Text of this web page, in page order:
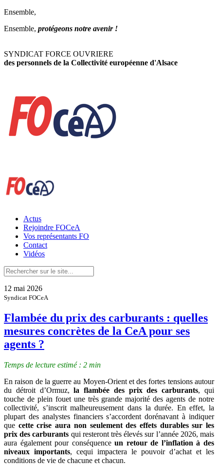
Ensemble,
Ensemble, protégeons notre avenir !
SYNDICAT FORCE OUVRIERE
des personnels de la Collectivité européenne d'Alsace
Actus
Rejoindre FOCeA
Vos représentants FO
Contact
Vidéos
12 mai 2026
Syndicat FOCeA
Flambée du prix des carburants : quelles
mesures concrètes de la CeA pour ses
agents ?
Temps de lecture estimé : 2 min
En raison de la guerre au Moyen-Orient et des fortes tensions autour
du détroit d’Ormuz,la flambée des prix des carburants, qui
touche de plein fouet une très grande majorité des agents de notre
collectivité, s’inscrit malheureusement dans la durée. En effet, la
plupart des analystes financiers s’accordent dorénavant à indiquer
que cette crise aura non seulement des effets durables sur les
prix des carburants qui resteront très élevés sur l’année 2026, mais
aura également pour conséquenceun retour de l’inflation à des
niveaux importants, cequi impactera le pouvoir d’achat et les
conditions de vie de chacune et chacun.